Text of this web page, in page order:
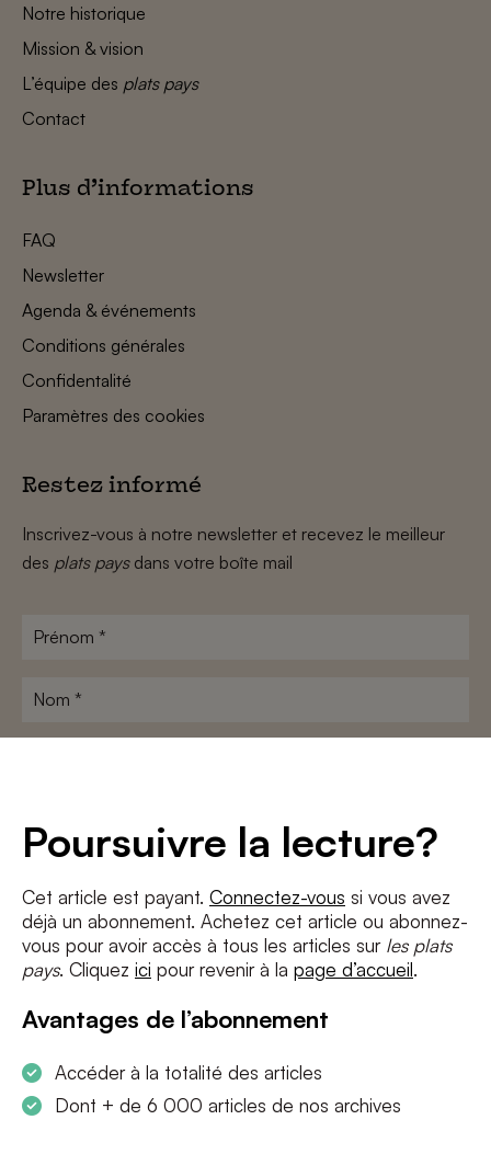
Poursuivre la lecture?
Cet article est payant. Connectez-vous si vous avez
déjà un abonnement. Achetez cet article ou abonnez-
vous pour avoir accès à tous les articles sur les plats
pays. Cliquez ici pour revenir à la page d’accueil.
Avantages de l’abonnement
Accéder à la totalité des articles
Dont + de 6 000 articles de nos archives
Notre historique
Mission & vision
L’équipe des plats pays
Contact
Plus d’informations
FAQ
Newsletter
Agenda & événements
Conditions générales
Confidentalité
Paramètres des cookies
Restez informé
Inscrivez-vous à notre newsletter et recevez le meilleur
des plats paysdans votre boîte mail
Prénom
Nom
J'accepte les termes et conditions etla politique de confidentialité
S'INSCRIRE